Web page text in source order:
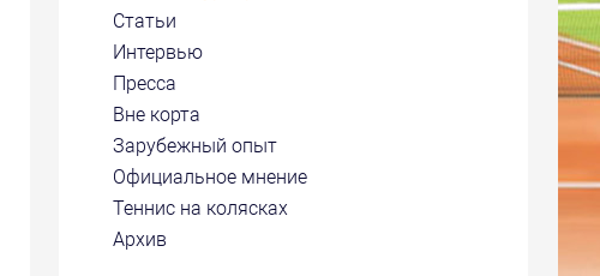
Статьи
Интервью
Пресса
Вне корта
Зарубежный опыт
Официальное мнение
Теннис на колясках
Архив